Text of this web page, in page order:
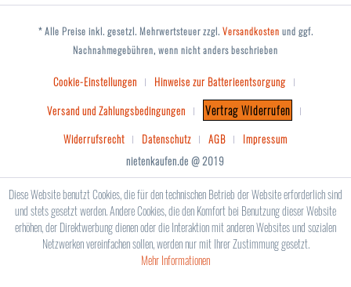
* Alle Preise inkl. gesetzl. Mehrwertsteuer zzgl. Versandkosten und ggf.
Nachnahmegebühren, wenn nicht anders beschrieben
Cookie-Einstellungen
Hinweise zur Batterieentsorgung
Versand und Zahlungsbedingungen
Vertrag Widerrufen
Widerrufsrecht Datenschutz AGB
Impressum
nietenkaufen.de @ 2019
Diese Website benutzt Cookies, die für den technischen Betrieb der Website erforderlich sind
und stets gesetzt werden. Andere Cookies, die den Komfort bei Benutzung dieser Website
erhöhen, der Direktwerbung dienen oder die Interaktion mit anderen Websites und sozialen
Netzwerken vereinfachen sollen, werden nur mit Ihrer Zustimmung gesetzt.
Mehr Informationen